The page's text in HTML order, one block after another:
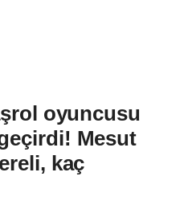
oyuncusu
Mesut
kaç